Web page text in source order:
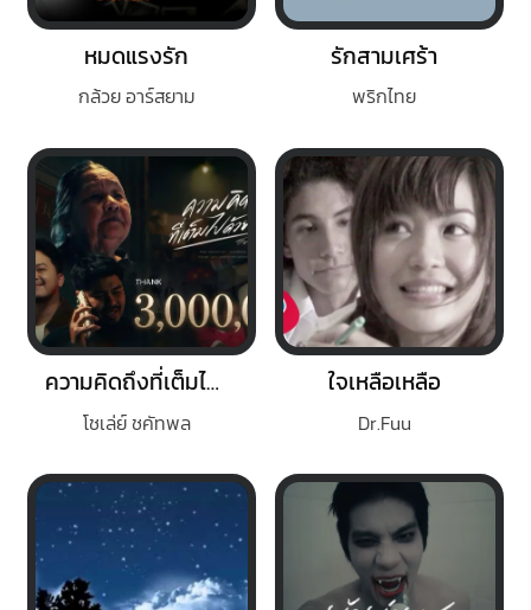
หมดแรงรัก
กล้วย อาร์สยาม
รักสามเศร้า
พริกไทย
ความคิดถึงที่เต็มไปด้วยน้ำตา
โชเล่ย์ ชคัทพล
ใจเหลือเหลือ
Dr.Fuu